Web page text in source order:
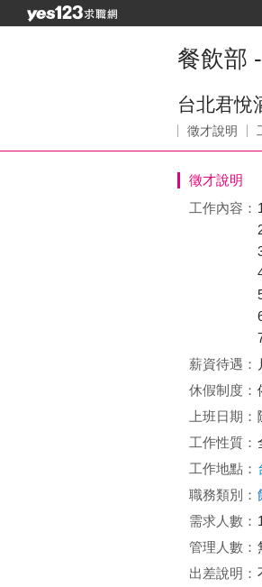
餐飲部
台北君悅
徵才說明
徵才說明
工作內容：
薪資待遇：
休假制度：
上班日期：
工作性質：
工作地點：
職務類別：
需求人數：
管理人數：
出差說明：